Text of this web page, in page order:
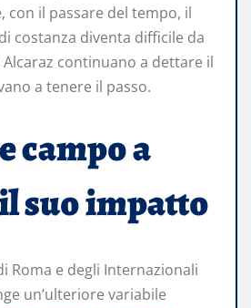
con il passare del tempo, il
costanza diventa difficile da
continuano a dettare il
a tenere il passo.
campo a
suo impatto
Roma e degli Internazionali
un’ulteriore variabile